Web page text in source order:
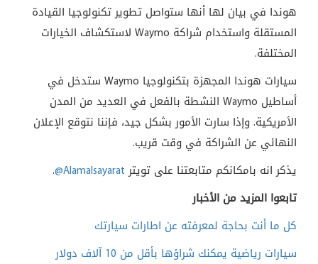
هوندا في بيان لها أنها ستواصل تطوير تكنولوجيا القيادة
المستقلة واستخدام شراكة Waymo لاستكشاف الخيارات
المختلفة.
سيارات هوندا المجهزة بتكنولوجيا Waymo ستدخل في
أساطيل Waymo النشطة بالفعل في العديد من المدن
الأمريكية. وإذا سارت الأمور بشكل جيد، فإننا نتوقع الإعلان
النهائي عن الشراكة في وقت قريب.
يذكر انه بامكانكم متابعتنا على تويتر@Alamalsayarat
.
تابعوا المزيد من الأخبار
كل ما أنت بحاجة لمعرفته عن اطارات سيارتك
سيارات رياضية يمكنك شراؤها بأقل من 10 آلاف دولار